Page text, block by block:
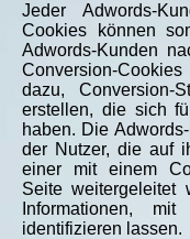
Jeder Adwords-
Cookies können
Adwords-Kunden
Conversion-
dazu, Conversion-
erstellen, die sich
haben. Die
der Nutzer, die auf
einer mit einem
Seite weitergeleitet
Informationen,
identifizieren lassen.